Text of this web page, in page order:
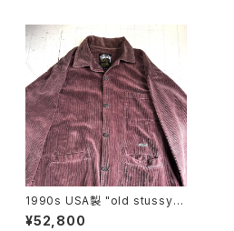
1990s USA製 "old stussy"
corduroy coverall
¥52,800